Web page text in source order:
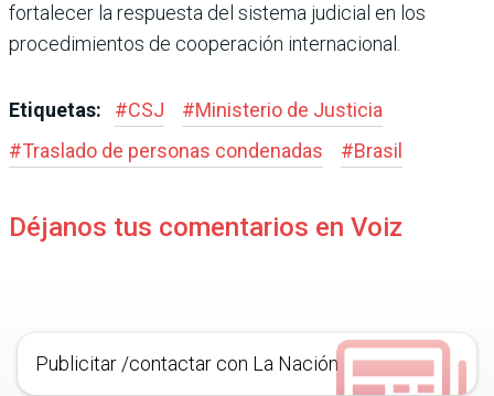
fortalecer la respuesta del sistema judicial en los
procedimientos de cooperación internacional.
Etiquetas: #CSJ #Ministerio de Justicia
#Traslado de personas condenadas #Brasil
Déjanos tus comentarios en Voiz
Publicitar /contactar con La Nación